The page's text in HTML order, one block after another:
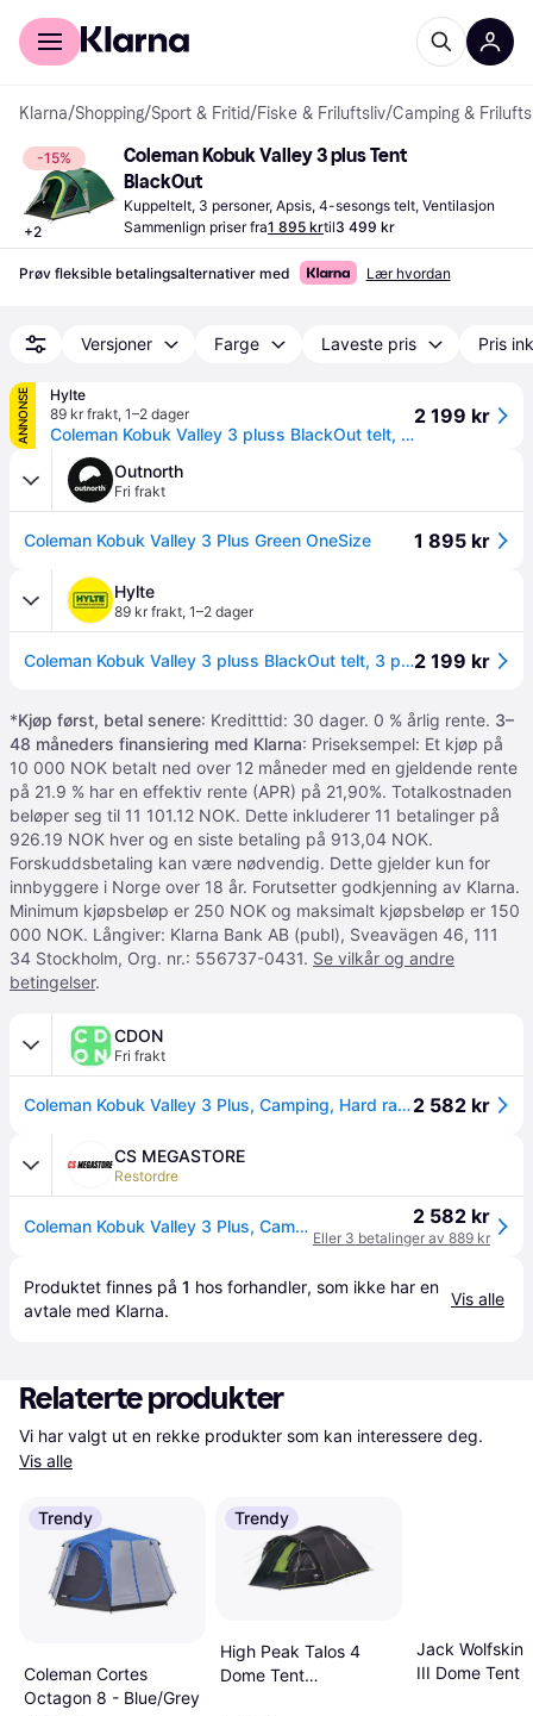
For kunder
Klarna/Shopping/Sport & Fritid/Fiske & Friluftsliv/Camping &
-15%
+2
Coleman Kobuk Valley 3 plus Tent
BlackOut
Kuppeltelt, 3 personer, Apsis, 4-sesongs telt, Ventilasjon
Sammenlign priser fra1 895 krtil3 499 kr
Prøv fleksible betalingsalternativer med Lær hvordan
Versjoner Farge Laveste pris Pris
ANNONSE
Hylte
89 kr frakt, 1–2 dager
Coleman Kobuk Valley 3 pluss BlackOut telt, 3 personer telt
2 199 kr
Outnorth
Fri frakt
Coleman Kobuk Valley 3 Plus Green OneSize 1 895 kr
Hylte
89 kr frakt, 1–2 dager
Coleman Kobuk Valley 3 pluss BlackOut telt, 3 personer telt2 199 kr
*Kjøp først, betal senere: Kreditttid: 30 dager. 0 % årlig rente. 3–
48 måneders finansiering med Klarna: Priseksempel: Et kjøp på
10 000 NOK betalt ned over 12 måneder med en gjeldende rente
på 21.9 % har en effektiv rente (APR) på 21,90%. Totalkostnaden
beløper seg til 11 101.12 NOK. Dette inkluderer 11 betalinger på
926.19 NOK hver og en siste betaling på 913,04 NOK.
Forskuddsbetaling kan være nødvendig. Dette gjelder kun for
innbyggere i Norge over 18 år. Forutsetter godkjenning av Klarna.
Minimum kjøpsbeløp er 250 NOK og maksimalt kjøpsbeløp er 150
000 NOK. Långiver: Klarna Bank AB (publ), Sveavägen 46, 111
34 Stockholm, Org. nr.: 556737-0431. Se vilkår og andre
betingelser.
CDON
Fri frakt
Coleman Kobuk Valley 3 Plus, Camping, Hard ramme, Dome/ Kuletelt, 3 person(er), Bakkdekke, Grønn2 582 kr
CS MEGASTORE
Restordre
Coleman Kobuk Valley 3 Plus, Camping, Hard ramme, Dome/ Kuletelt, 3 person(er), Bakkdekke, Grønn 2 582 kr
Eller 3 betalinger av 889 kr
Produktet finnes på 1 hos forhandler, som ikke har en
avtale med Klarna.
Vis alle
Relaterte produkter
Vis alle
Trendy
Coleman Cortes
Octagon 8 - Blue/Grey
Trendy
High Peak Talos 4
Dome Tent
Jack Wolfskin
III Dome Tent